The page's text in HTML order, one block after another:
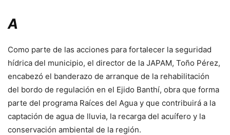
A
Como parte de las acciones para fortalecer la seguridad
hídrica del municipio, el director de la JAPAM, Toño Pérez,
encabezó el banderazo de arranque de la rehabilitación
del bordo de regulación en el Ejido Banthí, obra que forma
parte del programa Raíces del Agua y que contribuirá a la
captación de agua de lluvia, la recarga del acuífero y la
conservación ambiental de la región.